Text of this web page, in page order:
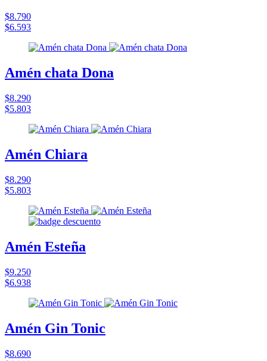
$8.790
$6.593
Amén chata Dona
$8.290
$5.803
Amén Chiara
$8.290
$5.803
Amén Esteña
$9.250
$6.938
Amén Gin Tonic
$8.690